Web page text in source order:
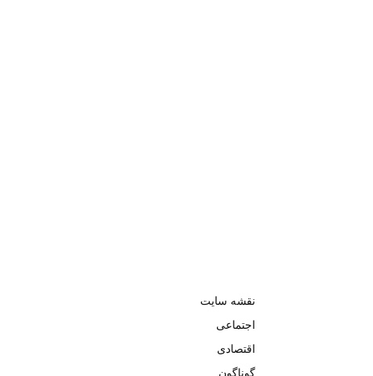
نقشه سایت
اجتماعی
اقتصادی
گوناگون